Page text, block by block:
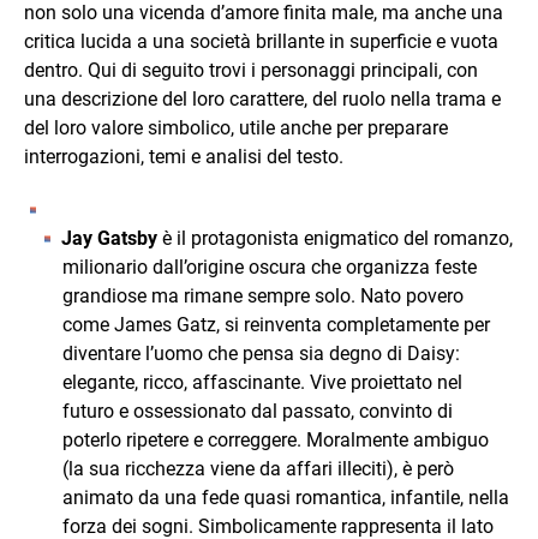
non solo una vicenda d’amore finita male, ma anche una
critica lucida a una società brillante in superficie e vuota
dentro. Qui di seguito trovi i personaggi principali, con
una descrizione del loro carattere, del ruolo nella trama e
del loro valore simbolico, utile anche per preparare
interrogazioni, temi e analisi del testo.
Jay Gatsby è il protagonista enigmatico del romanzo,
milionario dall’origine oscura che organizza feste
grandiose ma rimane sempre solo. Nato povero
come James Gatz, si reinventa completamente per
diventare l’uomo che pensa sia degno di Daisy:
elegante, ricco, affascinante. Vive proiettato nel
futuro e ossessionato dal passato, convinto di
poterlo ripetere e correggere. Moralmente ambiguo
(la sua ricchezza viene da affari illeciti), è però
animato da una fede quasi romantica, infantile, nella
forza dei sogni. Simbolicamente rappresenta il lato